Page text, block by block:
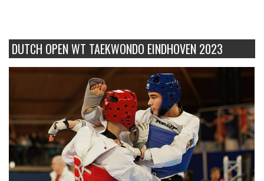
DUTCH OPEN WT TAEKWONDO EINDHOVEN 2023